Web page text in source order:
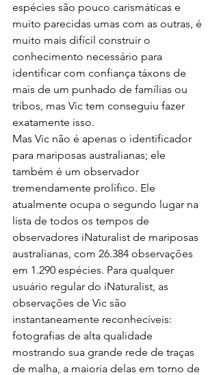
espécies são pouco carismáticas e
muito parecidas umas com as outras, é
muito mais difícil construir o
conhecimento necessário para
identificar com confiança táxons de
mais de um punhado de famílias ou
tribos, mas Vic tem conseguiu fazer
exatamente isso.
Mas Vic não é apenas o identificador
para mariposas australianas; ele
também é um observador
tremendamente prolífico. Ele
atualmente ocupa o segundo lugar na
lista de todos os tempos de
observadores iNaturalist de mariposas
australianas, com 26.384 observações
em 1.290 espécies. Para qualquer
usuário regular do iNaturalist, as
observações de Vic são
instantaneamente reconhecíveis:
fotografias de alta qualidade
mostrando sua grande rede de traças
de malha, a maioria delas em torno de